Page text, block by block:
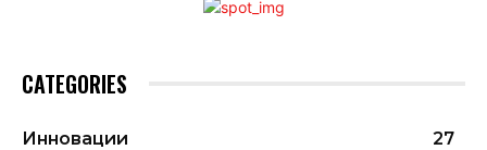
CATEGORIES
Инновации
27